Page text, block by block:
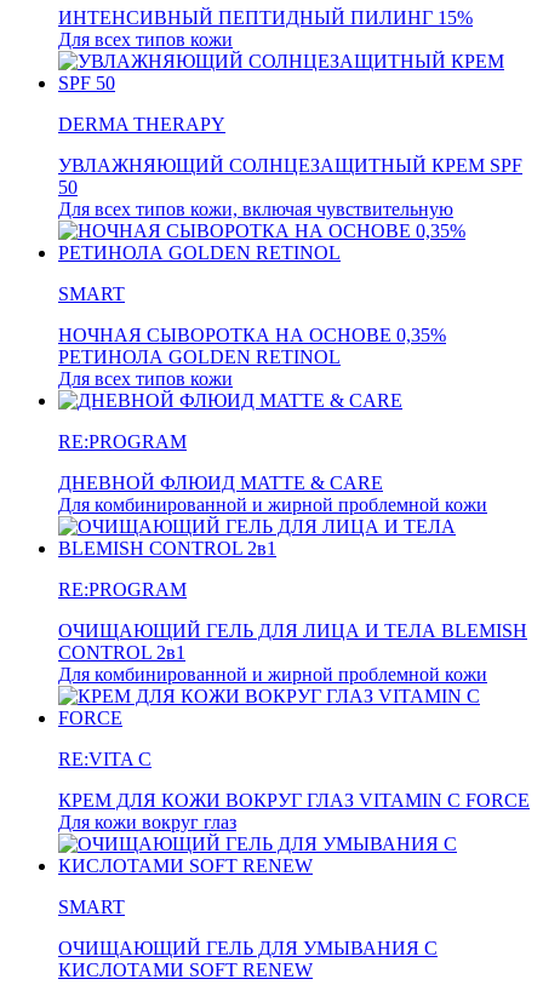
ИНТЕНСИВНЫЙ ПЕПТИДНЫЙ ПИЛИНГ 15%
Для всех типов кожи
DERMA THERAPY
УВЛАЖНЯЮЩИЙ СОЛНЦЕЗАЩИТНЫЙ КРЕМ SPF
50
Для всех типов кожи, включая чувствительную
SMART
НОЧНАЯ СЫВОРОТКА НА ОСНОВЕ 0,35%
РЕТИНОЛА GOLDEN RETINOL
Для всех типов кожи
RE:PROGRAM
ДНЕВНОЙ ФЛЮИД MATTE & CARE
Для комбинированной и жирной проблемной кожи
RE:PROGRAM
ОЧИЩАЮЩИЙ ГЕЛЬ ДЛЯ ЛИЦА И ТЕЛА BLEMISH
CONTROL 2в1
Для комбинированной и жирной проблемной кожи
RE:VITA C
КРЕМ ДЛЯ КОЖИ ВОКРУГ ГЛАЗ VITAMIN C FORCE
Для кожи вокруг глаз
SMART
ОЧИЩАЮЩИЙ ГЕЛЬ ДЛЯ УМЫВАНИЯ С
КИСЛОТАМИ SOFT RENEW